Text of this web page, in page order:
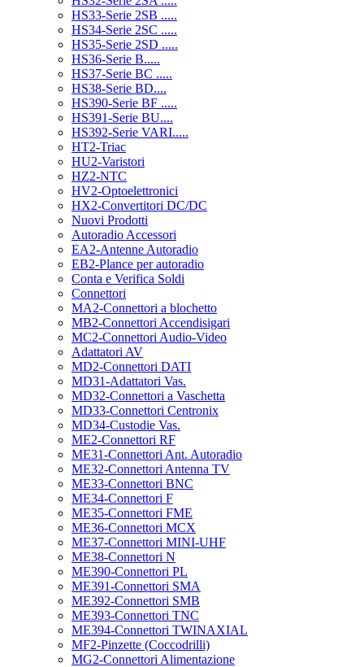
HS33-Serie 2SB .....
HS34-Serie 2SC .....
HS35-Serie 2SD .....
HS36-Serie B.....
HS37-Serie BC .....
HS38-Serie BD....
HS390-Serie BF .....
HS391-Serie BU....
HS392-Serie VARI.....
HT2-Triac
HU2-Varistori
HZ2-NTC
HV2-Optoelettronici
HX2-Convertitori DC/DC
Nuovi Prodotti
Autoradio Accessori
EA2-Antenne Autoradio
EB2-Plance per autoradio
Conta e Verifica Soldi
Connettori
MA2-Connettori a blochetto
MB2-Connettori Accendisigari
MC2-Connettori Audio-Video
Adattatori AV
MD2-Connettori DATI
MD31-Adattatori Vas.
MD32-Connettori a Vaschetta
MD33-Connettori Centronix
MD34-Custodie Vas.
ME2-Connettori RF
ME31-Connettori Ant. Autoradio
ME32-Connettori Antenna TV
ME33-Connettori BNC
ME34-Connettori F
ME35-Connettori FME
ME36-Connettori MCX
ME37-Connettori MINI-UHF
ME38-Connettori N
ME390-Connettori PL
ME391-Connettori SMA
ME392-Connettori SMB
ME393-Connettori TNC
ME394-Connettori TWINAXIAL
MF2-Pinzette (Coccodrilli)
MG2-Connettori Alimentazione